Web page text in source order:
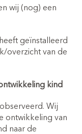
wij (nog) een
geïnstalleerd
overzicht van de
kind
Wij
ontwikkeling van
naar de